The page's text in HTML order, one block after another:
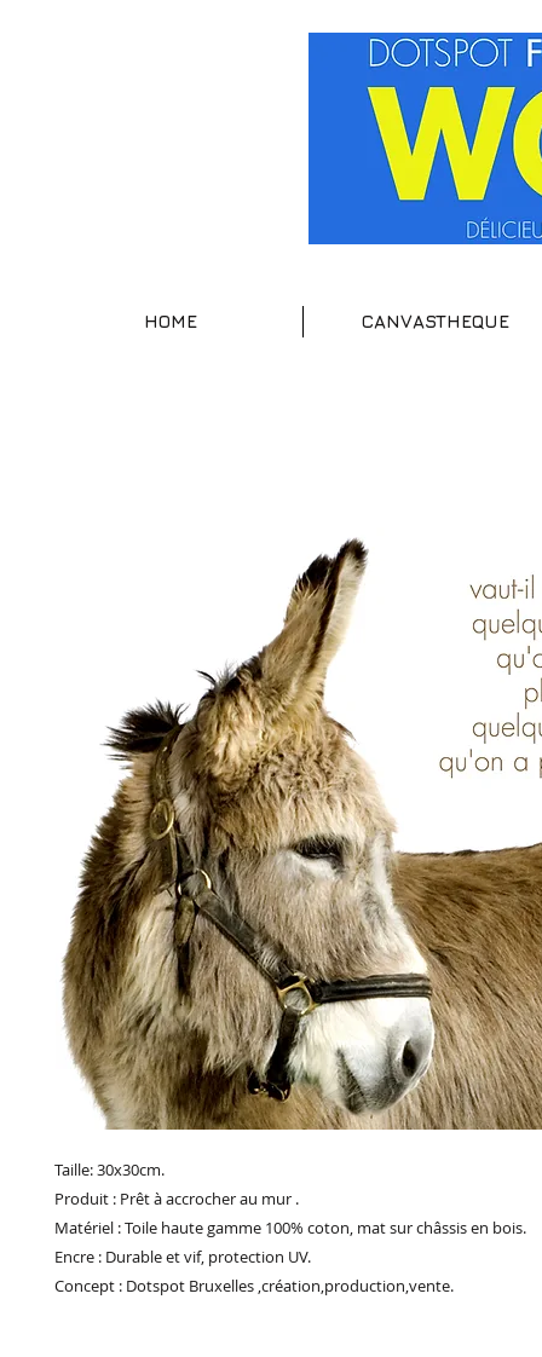
HOME CANVASTHEQUE
Taille: 30x30cm.
Produit : Prêt à accrocher au mur .
Matériel : Toile haute gamme 100% coton, mat sur châssis en bois.
Encre : Durable et vif, protection UV.
Concept : Dotspot Bruxelles ,création,production,vente.